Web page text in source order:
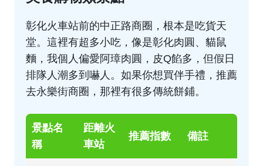
彰化火車站前的中正路商圈，根本是吃貨天
堂。這裡有超多小吃，像是彰化肉圓、貓鼠
麵，我個人偏愛阿璋肉圓，皮Q餡多，但假日
排隊人潮多到嚇人。如果你想買伴手禮，推薦
去永樂街商圈，那裡有很多傳統餅鋪。
景點名
稱
距離火
車站
推薦指數 備註